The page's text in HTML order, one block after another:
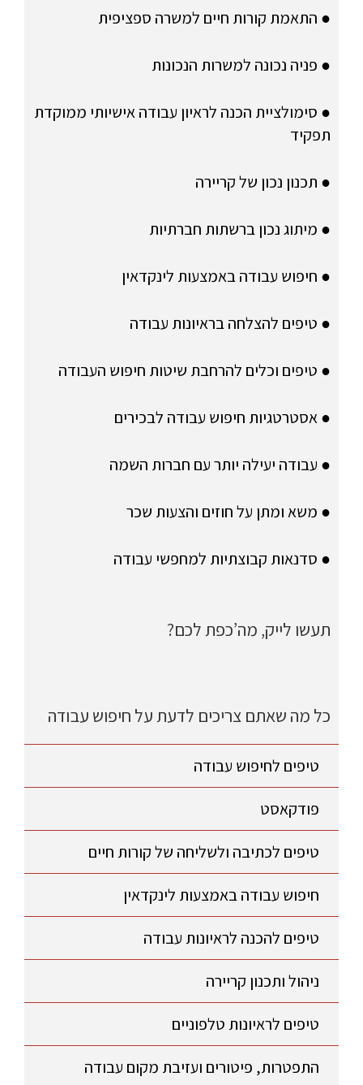
● התאמת קורות חיים למשרה ספציפית
● פניה נכונה למשרות הנכונות
● סימולציית הכנה לראיון עבודה אישיותי ממוקדת
תפקיד
● תכנון נכון של קריירה
● מיתוג נכון ברשתות חברתיות
● חיפוש עבודה באמצעות לינקדאין
● טיפים להצלחה בראיונות עבודה
● טיפים וכלים להרחבת שיטות חיפוש העבודה
● אסטרטגיות חיפוש עבודה לבכירים
● עבודה יעילה יותר עם חברות השמה
● משא ומתן על חוזים והצעות שכר
● סדנאות קבוצתיות למחפשי עבודה
תעשו לייק, מה’כפת לכם?
כל מה שאתם צריכים לדעת על חיפוש עבודה
טיפים לחיפוש עבודה
פודקאסט
טיפים לכתיבה ולשליחה של קורות חיים
חיפוש עבודה באמצעות לינקדאין
טיפים להכנה לראיונות עבודה
ניהול ותכנון קריירה
טיפים לראיונות טלפוניים
התפטרות, פיטורים ועזיבת מקום עבודה